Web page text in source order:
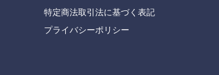
特定商法取引法に基づく表記
プライバシーポリシー